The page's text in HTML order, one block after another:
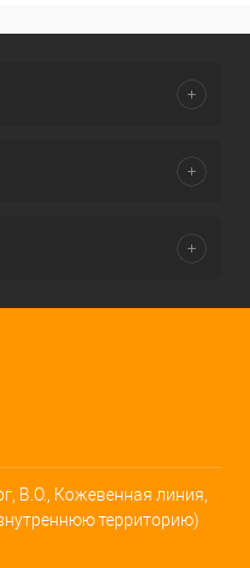
В.О., Кожевенная линия,
территорию)